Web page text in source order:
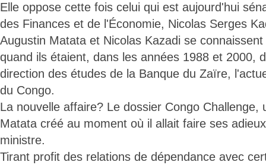
Elle oppose cette fois celui qui est aujourd'hui
des Finances et de l'Économie, Nicolas Serges
Augustin Matata et Nicolas Kazadi se
quand ils étaient, dans les années 1988 et 2000,
direction des études de la Banque du Zaïre,
du Congo.
La nouvelle affaire? Le dossier Congo Challenge,
Matata créé au moment où il allait faire ses
ministre.
Tirant profit des relations de dépendance avec